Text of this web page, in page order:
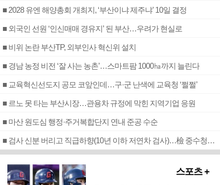
■ 2028 유엔 해양총회 개최지, ‘부산이냐 제주냐’ 10일 결정
■ 외국인 선원 ‘인신매매 경유지’ 된 부산…우려가 현실로
■ 비위 논란 부산TP, 외부인사 혁신위 설치
■ 경남 농정 비전 ‘잘 사는 농촌’…스마트팜 1000㏊까지 늘린다
■ 교육혁신선도지 공모 코앞인데…구·군 난색에 교육청 ‘쩔쩔’
■ 르노 못 타는 부산시장…관용차 규정에 막힌 지역기업 응원
■ 마산 원도심 행정·주거복합단지 연내 준공 수순
■ 검사 신분 버리고 직급하향(10년 이하 저연차 검사)…檢 중수청행 기피
스포츠 +